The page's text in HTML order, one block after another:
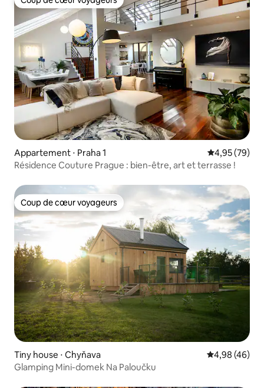
Coup de cœur voyageurs
Appartement ⋅ Praha 1 Évaluation
4,95 (79)
Résidence Couture Prague : bien-être, art et terrasse !
Coup de cœur voyageurs
Coup de cœur voyageurs
Tiny house ⋅ Chyňava Évaluation
4,98 (46)
Glamping Mini-domek Na Paloučku